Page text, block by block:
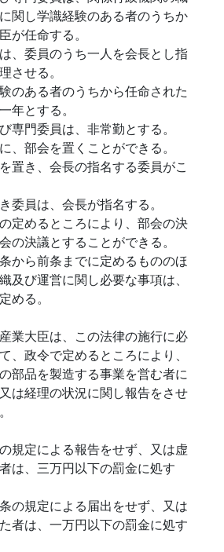
関し学識経験のある者のうちか
が任命する。
、委員のうち一人を会長とし指
させる。
のある者のうちから任命された
年とする。
専門委員は、非常勤とする。
、部会を置くことができる。
置き、会長の指名する委員がこ
委員は、会長が指名する。
定めるところにより、部会の決
の決議とすることができる。
から前条までに定めるもののほ
及び運営に関し必要な事項は、
める。
業大臣は、この法律の施行に必
、政令で定めるところにより、
部品を製造する事業を営む者に
は経理の状況に関し報告をさせ
規定による報告をせず、又は虚
は、三万円以下の罰金に処す
の規定による届出をせず、又は
者は、一万円以下の罰金に処す